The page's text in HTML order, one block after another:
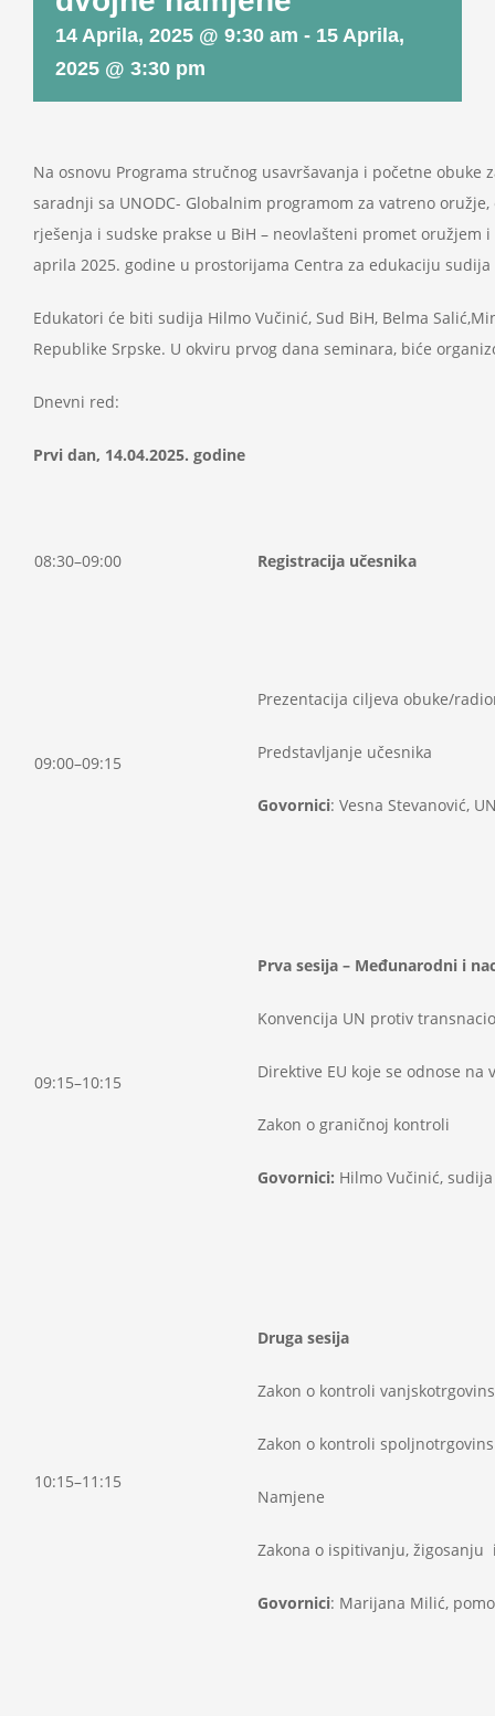
Projekti
Kontakt
Search
for:
14 Aprila, 2025 @ 9:30 am - 15 Aprila,
2025 @ 3:30 pm
Na osnovu Programa stručnog usavršavanja i početne
saradnji sa UNODC- Globalnim programom za vatreno
rješenja i sudske prakse u BiH – neovlašteni promet oružjem
aprila 2025. godine u prostorijama Centra za edukaciju
Edukatori će biti sudija Hilmo Vučinić, Sud BiH, Belma
Republike Srpske. U okviru prvog dana seminara, biće
Dnevni red:
Prvi dan, 14.04.2025. godine
08:30–09:00 Registracija učesnika
09:00–09:15
Prezentacija ciljeva obuke/
Predstavljanje učesnika
Govornici: Vesna Stevanović,
09:15–10:15
Prva sesija – Međunarodni i
Konvencija UN protiv
Direktive EU koje se odnose na
Zakon o graničnoj kontroli
Govornici: Hilmo Vučinić,
10:15–11:15
Druga sesija
Zakon o kontroli
Zakon o kontroli
Namjene
Zakona o ispitivanju,
Govornici: Marijana Milić,